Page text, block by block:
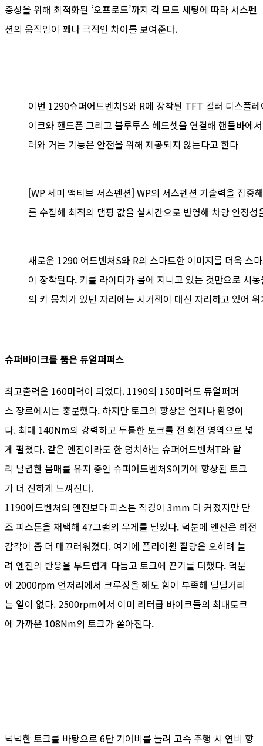
종성을 위해 최적화된 ‘오프로드’까지 각 모드 세팅에 따라 서스펜
션의 움직임이 꽤나 극적인 차이를 보여준다.
이번 1290슈퍼어드벤처S와 R에 장착된 TFT 컬러 디스플
이크와 핸드폰 그리고 블루투스 헤드셋을 연결해 핸들바에
러와 거는 기능은 안전을 위해 제공되지 않는다고 한다
[WP 세미 액티브 서스펜션] WP의 서스펜션 기술력을 집중
를 수집해 최적의 댐핑 값을 실시간으로 반영해 차량 안정성
새로운 1290 어드벤처S와 R의 스마트한 이미지를 더욱 스
이 장착된다. 키를 라이더가 몸에 지니고 있는 것만으로 시
의 키 뭉치가 있던 자리에는 시거잭이 대신 자리하고 있어
슈퍼바이크를 품은 듀얼퍼퍼스
최고출력은 160마력이 되었다. 1190의 150마력도 듀얼퍼퍼
스 장르에서는 충분했다. 하지만 토크의 향상은 언제나 환영이
다. 최대 140Nm의 강력하고 두툼한 토크를 전 회전 영역으로 넓
게 펼쳤다. 같은 엔진이라도 한 덩치하는 슈퍼어드벤처T와 달
리 날렵한 몸매를 유지 중인 슈퍼어드벤처S이기에 향상된 토크
가 더 진하게 느껴진다.
1190어드벤처의 엔진보다 피스톤 직경이 3mm 더 커졌지만 단
조 피스톤을 채택해 47그램의 무게를 덜었다. 덕분에 엔진은 회전
감각이 좀 더 매끄러워졌다. 여기에 플라이휠 질량은 오히려 늘
려 엔진의 반응을 부드럽게 다듬고 토크에 끈기를 더했다. 덕분
에 2000rpm 언저리에서 크루징을 해도 힘이 부족해 덜덜거리
는 일이 없다. 2500rpm에서 이미 리터급 바이크들의 최대토크
에 가까운 108Nm의 토크가 쏟아진다.
넉넉한 토크를 바탕으로 6단 기어비를 늘려 고속 주행 시 연비 향